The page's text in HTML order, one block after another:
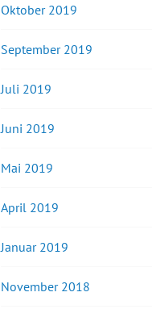
Oktober 2019
September 2019
Juli 2019
Juni 2019
Mai 2019
April 2019
Januar 2019
November 2018